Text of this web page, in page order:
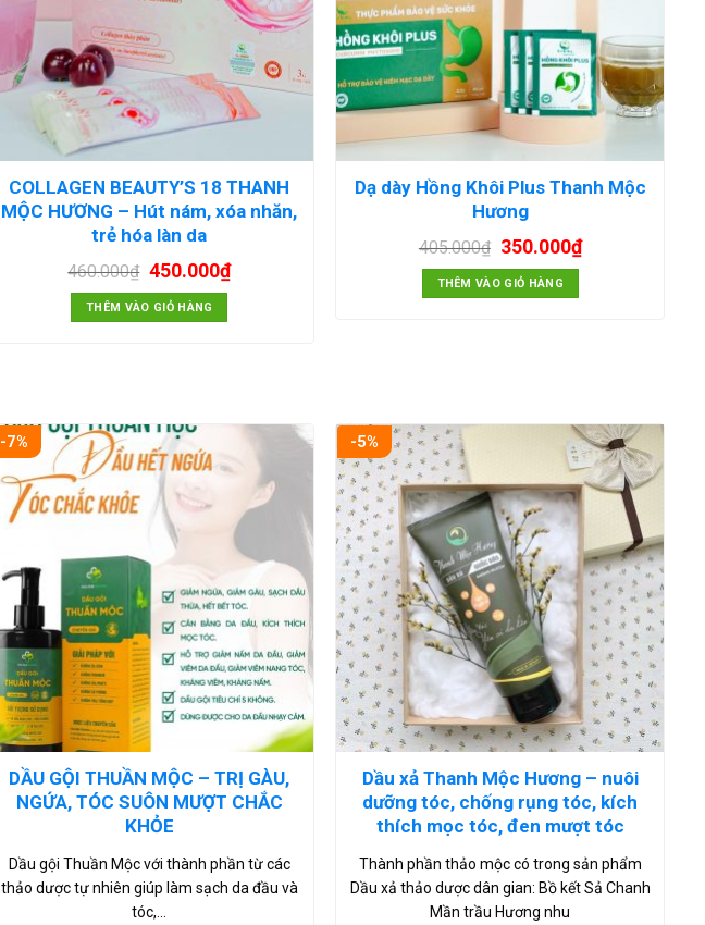
COLLAGEN BEAUTY’S 18 THANH
MỘC HƯƠNG – Hút nám, xóa nhăn,
trẻ hóa làn da
460.000₫ 450.000₫
THÊM VÀO GIỎ HÀNG
Dạ dày Hồng Khôi Plus Thanh Mộc
Hương
405.000₫ 350.000₫
THÊM VÀO GIỎ HÀNG
-7%
DẦU GỘI THUẦN MỘC – TRỊ GÀU,
NGỨA, TÓC SUÔN MƯỢT CHẮC
KHỎE
Dầu gội Thuần Mộc với thành phần từ các
thảo dược tự nhiên giúp làm sạch da đầu và
tóc,…
-5%
Dầu xả Thanh Mộc Hương – nuôi
dưỡng tóc, chống rụng tóc, kích
thích mọc tóc, đen mượt tóc
Thành phần thảo mộc có trong sản phẩm
Dầu xả thảo dược dân gian: Bồ kết Sả Chanh
Mần trầu Hương nhu